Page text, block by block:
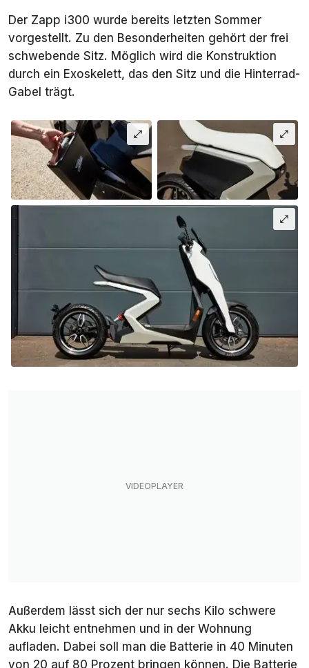
Der Zapp i300 wurde bereits letzten Sommer
vorgestellt. Zu den Besonderheiten gehört der frei
schwebende Sitz. Möglich wird die Konstruktion
durch ein Exoskelett, das den Sitz und die Hinterrad-
Gabel trägt.
Außerdem lässt sich der nur sechs Kilo schwere
Akku leicht entnehmen und in der Wohnung
aufladen. Dabei soll man die Batterie in 40 Minuten
von 20 auf 80 Prozent bringen können. Die Batterie